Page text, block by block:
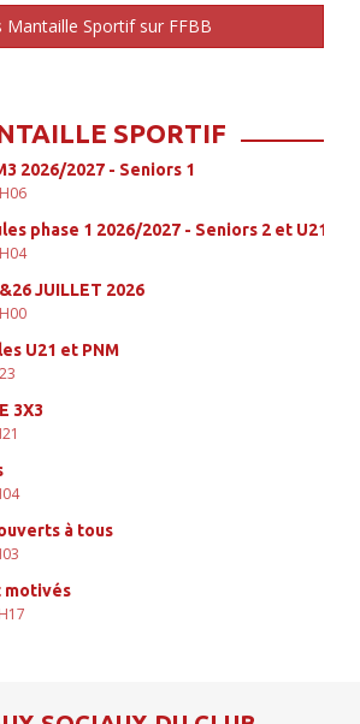
Sportif sur FFBB
SPORTIF
2026/2027 - Seniors 1
phase 1 2026/2027 - Seniors 2 et U21
JUILLET 2026
U21 et PNM
3X3
à tous
motivés